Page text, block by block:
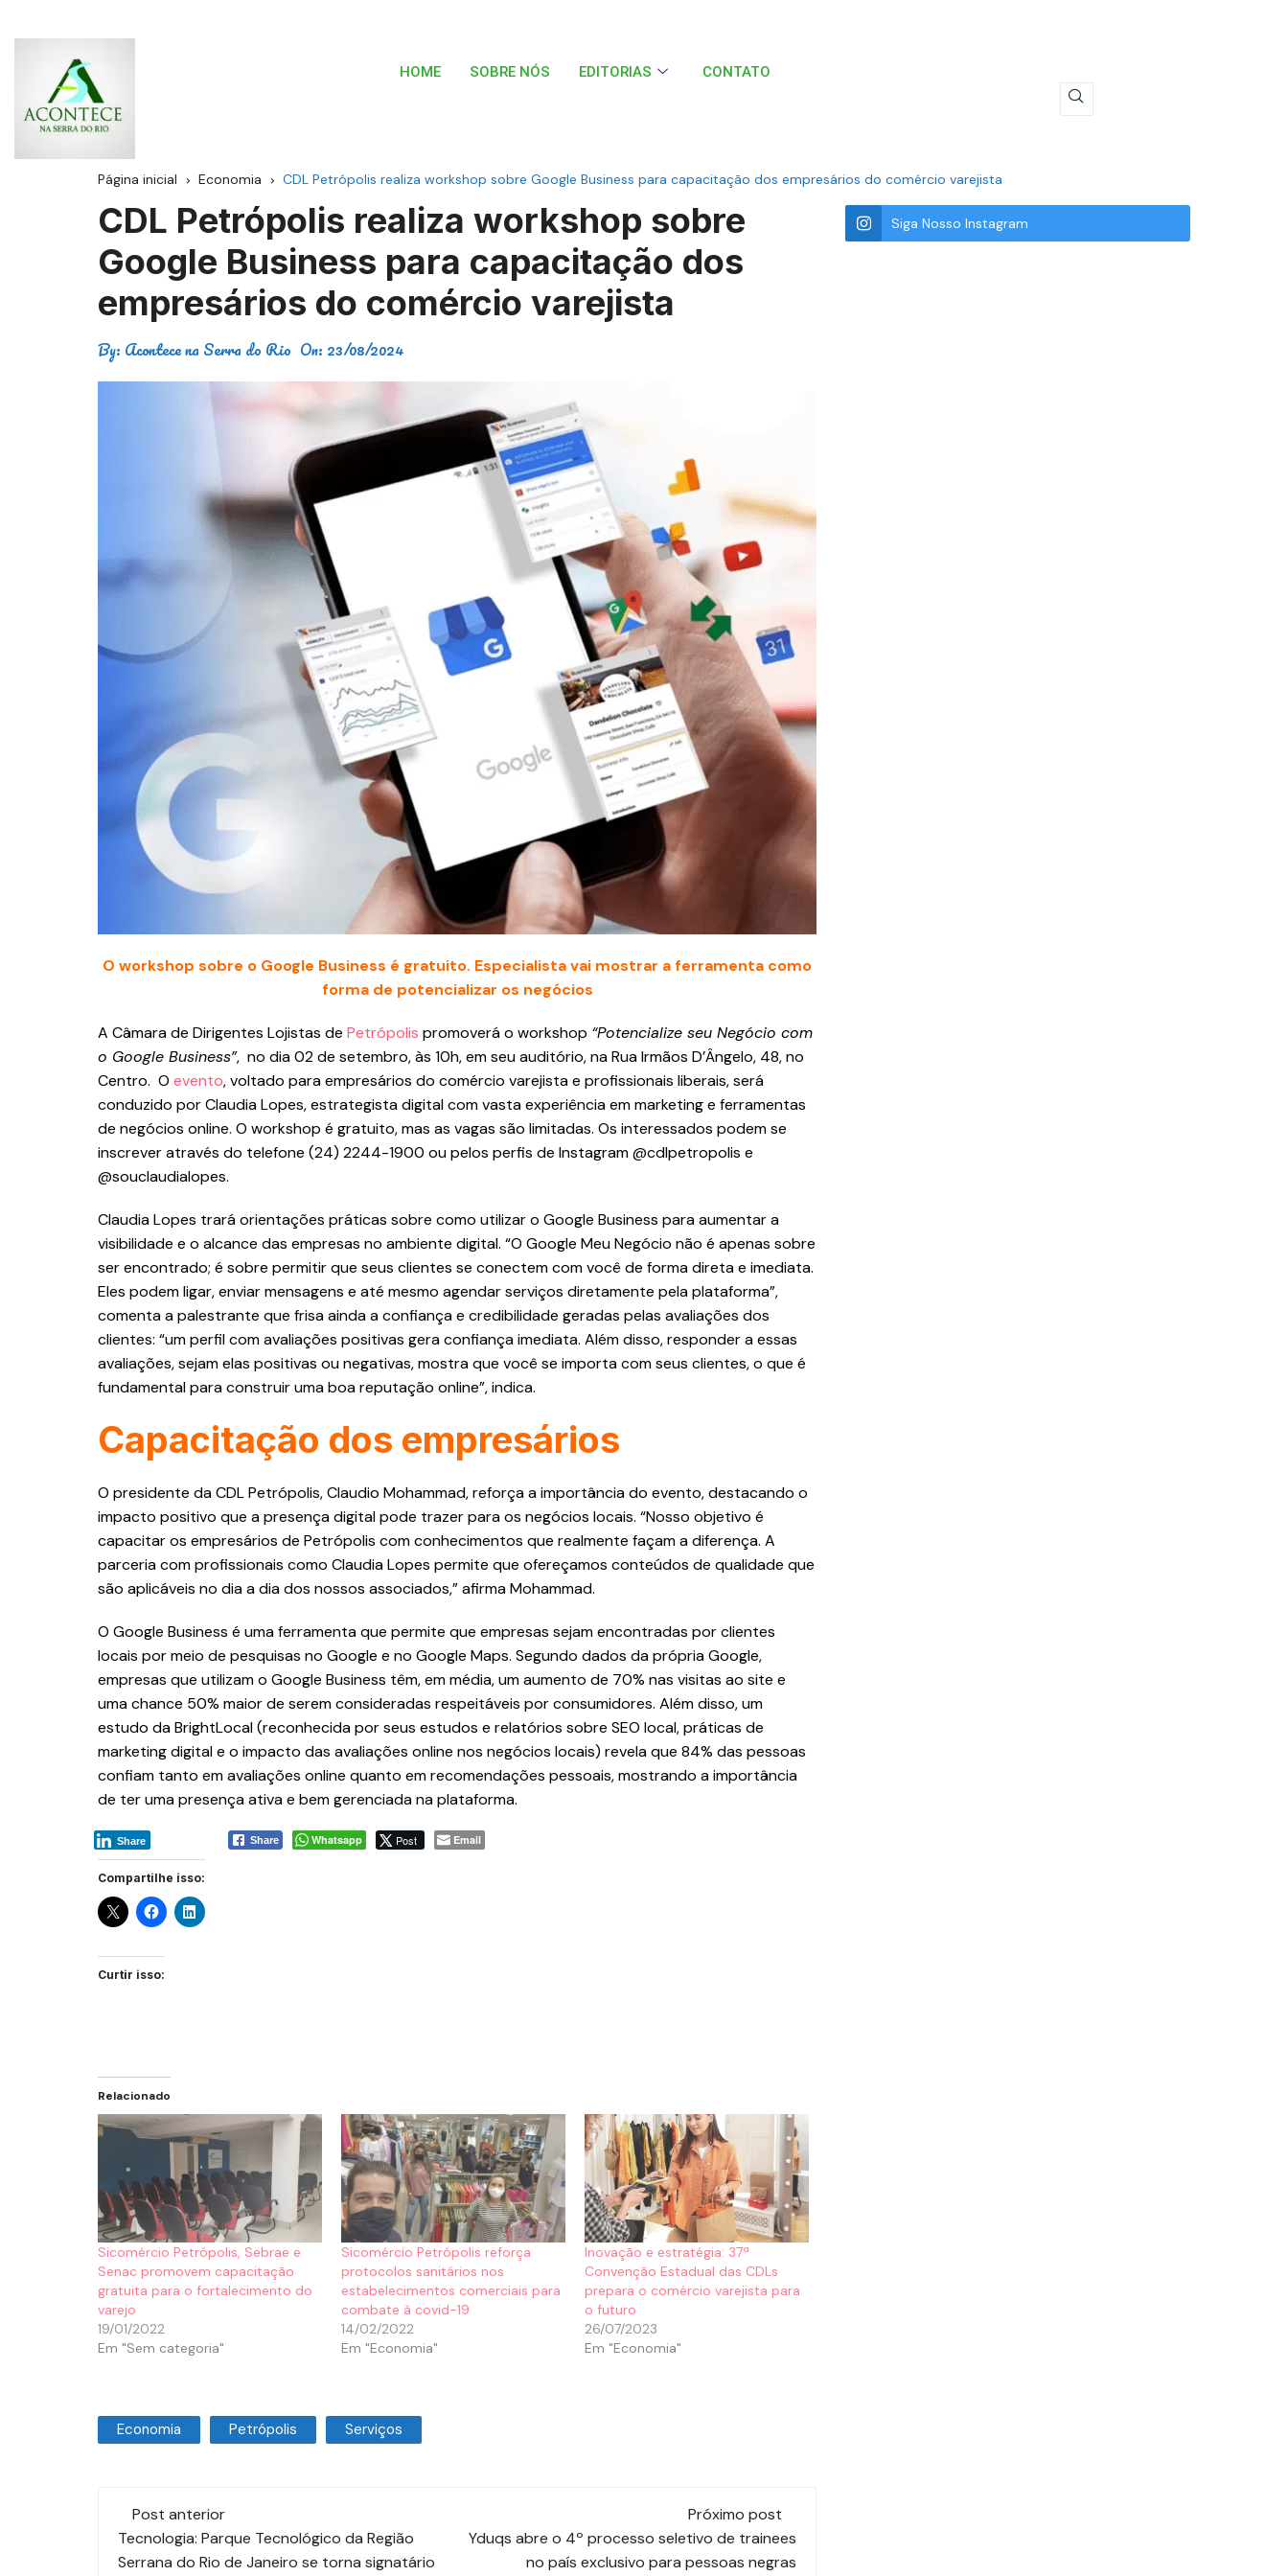
HOME SOBRE NÓS EDITORIAS CONTATO
Página inicial Economia CDL Petrópolis realiza workshop sobre Google Business para capacitação dos empresários do comércio varejista
CDL Petrópolis realiza workshop sobre
Google Business para capacitação dos
empresários do comércio varejista
By: Acontece na Serra do Rio On: 23/08/2024
O workshop sobre o Google Business é gratuito. Especialista vai mostrar a ferramenta como
forma de potencializar os negócios
A Câmara de Dirigentes Lojistas de Petrópolis promoverá o workshop “Potencialize seu Negócio com
o Google Business”, no dia 02 de setembro, às 10h, em seu auditório, na Rua Irmãos D’Ângelo, 48, no
Centro. O evento, voltado para empresários do comércio varejista e profissionais liberais, será
conduzido por Claudia Lopes, estrategista digital com vasta experiência em marketing e ferramentas
de negócios online. O workshop é gratuito, mas as vagas são limitadas. Os interessados podem se
inscrever através do telefone (24) 2244-1900 ou pelos perfis de Instagram @cdlpetropolis e
@souclaudialopes.
Claudia Lopes trará orientações práticas sobre como utilizar o Google Business para aumentar a
visibilidade e o alcance das empresas no ambiente digital. “O Google Meu Negócio não é apenas sobre
ser encontrado; é sobre permitir que seus clientes se conectem com você de forma direta e imediata.
Eles podem ligar, enviar mensagens e até mesmo agendar serviços diretamente pela plataforma”,
comenta a palestrante que frisa ainda a confiança e credibilidade geradas pelas avaliações dos
clientes: “um perfil com avaliações positivas gera confiança imediata. Além disso, responder a essas
avaliações, sejam elas positivas ou negativas, mostra que você se importa com seus clientes, o que é
fundamental para construir uma boa reputação online”, indica.
Capacitação dos empresários
O presidente da CDL Petrópolis, Claudio Mohammad, reforça a importância do evento, destacando o
impacto positivo que a presença digital pode trazer para os negócios locais. “Nosso objetivo é
capacitar os empresários de Petrópolis com conhecimentos que realmente façam a diferença. A
parceria com profissionais como Claudia Lopes permite que ofereçamos conteúdos de qualidade que
são aplicáveis no dia a dia dos nossos associados,” afirma Mohammad.
O Google Business é uma ferramenta que permite que empresas sejam encontradas por clientes
locais por meio de pesquisas no Google e no Google Maps. Segundo dados da própria Google,
empresas que utilizam o Google Business têm, em média, um aumento de 70% nas visitas ao site e
uma chance 50% maior de serem consideradas respeitáveis por consumidores. Além disso, um
estudo da BrightLocal (reconhecida por seus estudos e relatórios sobre SEO local, práticas de
marketing digital e o impacto das avaliações online nos negócios locais) revela que 84% das pessoas
confiam tanto em avaliações online quanto em recomendações pessoais, mostrando a importância
de ter uma presença ativa e bem gerenciada na plataforma.
Share Whatsapp Post Email
Share
Compartilhe isso:
Curtir isso:
Relacionado
Sicomércio Petrópolis, Sebrae e
Senac promovem capacitação
gratuita para o fortalecimento do
varejo
19/01/2022
Em "Sem categoria"
Sicomércio Petrópolis reforça
protocolos sanitários nos
estabelecimentos comerciais para
combate à covid-19
14/02/2022
Em "Economia"
Inovação e estratégia: 37ª
Convenção Estadual das CDLs
prepara o comércio varejista para
o futuro
26/07/2023
Em "Economia"
Economia Petrópolis Serviços
Post anterior
Tecnologia: Parque Tecnológico da Região
Serrana do Rio de Janeiro se torna signatário
Próximo post
Yduqs abre o 4º processo seletivo de trainees
no país exclusivo para pessoas negras
Siga Nosso Instagram